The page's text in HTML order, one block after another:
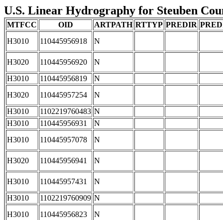
U.S. Linear Hydrography for Steuben
MTFCC OID ARTPATH RTTYP PREDIR
H3010
110445956918 N
H3020 110445956920
N
H3010
110445956819
N
H3020
110445957254
N
H3010
1102219760483 N
H3010
110445956931
N
H3010
110445957078 N
H3020 110445956941 N
H3010 110445957431
N
H3010
1102219760909 N
H3010
110445956823 N